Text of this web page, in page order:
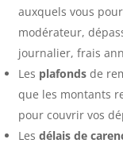
auxquels vous
modérateur,
journalier, frais
Les plafondsde
que les montants
pour couvrir vos
Les délais de